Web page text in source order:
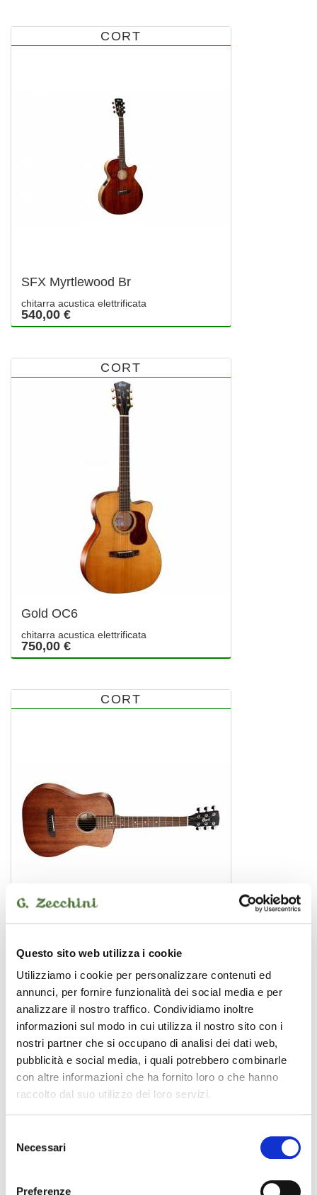
Questo sito web utilizza i cookie
Utilizziamo i cookie per personalizzare contenuti ed
annunci, per fornire funzionalità dei social media e per
analizzare il nostro traffico. Condividiamo inoltre
informazioni sul modo in cui utilizza il nostro sito con i
nostri partner che si occupano di analisi dei dati web,
pubblicità e social media, i quali potrebbero combinarle
con altre informazioni che ha fornito loro o che hanno
raccolto dal suo utilizzo dei loro servizi.
delNecessari
Preferenze
CORT
SFX Myrtlewood Br
chitarra acustica elettrificata
540,00 €
CORT
Gold OC6
chitarra acustica elettrificata
750,00 €
CORT
CORT